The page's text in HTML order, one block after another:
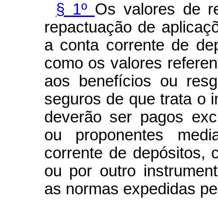
§ 1º Os valores de
repactuação de
a conta corrente de
como os valores
aos benefícios ou
seguros de que trata o
deverão ser pagos
ou proponentes
corrente de depósitos,
ou por outro
as normas expedidas